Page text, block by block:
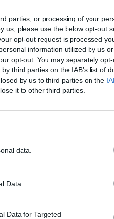
parties, or processing of your
us, please use the below opt-out
opt-out request is processed
information utilized by us
opt-out. You may separately
third parties on the IAB’s list of
by us to third parties on the
it to other third parties.
data.
Data.
Data for Targeted
die Inhalte ab.
nach Hause.
Session und